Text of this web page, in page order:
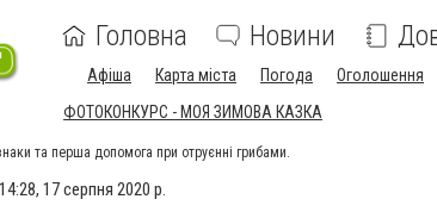
Головна Новини
Афіша Карта міста Погода Оголошення
ФОТОКОНКУРС - МОЯ ЗИМОВА КАЗКА
та перша допомога при отруєнні грибами.
14:28, 17 серпня 2020 р.